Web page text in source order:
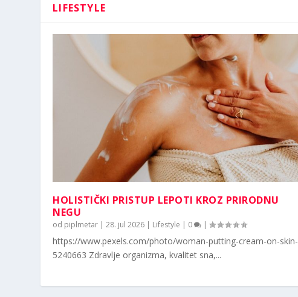
LIFESTYLE
HOLISTIČKI PRISTUP LEPOTI KROZ PRIRODNU
NEGU
od piplmetar |28. jul 2026 | Lifestyle | 0 |
https://www.pexels.com/photo/woman-putting-cream-on-skin-
5240663 Zdravlje organizma, kvalitet sna,...